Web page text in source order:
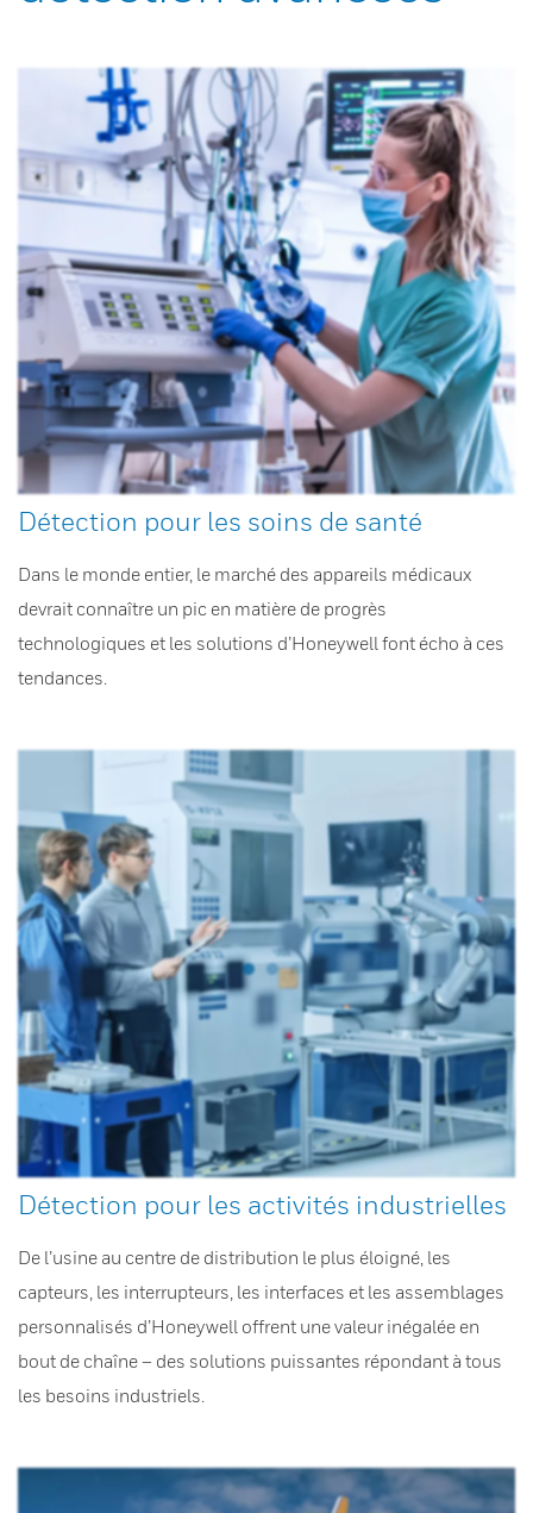
Détection pour les soins de santé
Dans le monde entier, le marché des appareils médicaux
devrait connaître un pic en matière de progrès
technologiques et les solutions d’Honeywell font écho à ces
tendances.
Détection pour les activités industrielles
De l’usine au centre de distribution le plus éloigné, les
capteurs, les interrupteurs, les interfaces et les assemblages
personnalisés d’Honeywell offrent une valeur inégalée en
bout de chaîne – des solutions puissantes répondant à tous
les besoins industriels.